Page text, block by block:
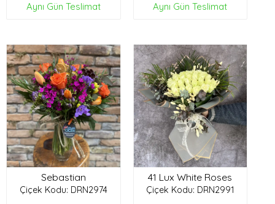
Aynı Gün Teslimat Aynı Gün Teslimat
Sebastian
Çiçek Kodu: DRN2974
41 Lux White Roses
Çiçek Kodu: DRN2991